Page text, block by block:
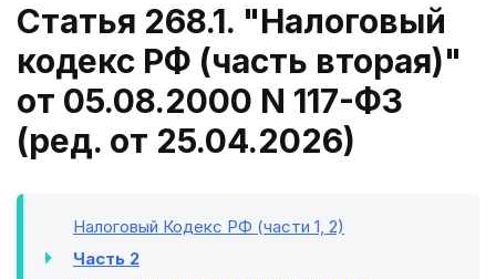
Статья 268.1. "Налоговый
кодекс РФ (часть вторая)"
от 05.08.2000 N 117-ФЗ
(ред. от 25.04.2026)
Налоговый Кодекс РФ (части 1, 2)
Часть 2